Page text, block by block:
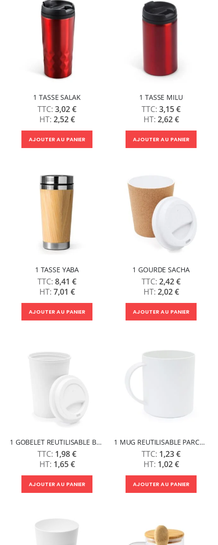
1 TASSE SALAK
3,02 €
2,52 €
AJOUTER AU PANIER
1 TASSE MILU
3,15 €
2,62 €
AJOUTER AU PANIER
1 TASSE YABA
8,41 €
7,01 €
AJOUTER AU PANIER
1 GOURDE SACHA
2,42 €
2,02 €
AJOUTER AU PANIER
1 GOBELET REUTILISABLE BUSTAN
1,98 €
1,65 €
AJOUTER AU PANIER
1 MUG REUTILISABLE PARCHA
1,23 €
1,02 €
AJOUTER AU PANIER